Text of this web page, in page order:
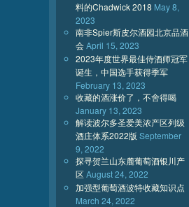
料的Chadwick 2018 May 8,
2023
南非Spier斯皮尔酒园北京品酒
会April 15, 2023
2023年度世界最佳侍酒师冠军
诞生，中国选手获得季军
February 13, 2023
收藏的酒涨价了，不舍得喝
January 13, 2023
解读波尔多圣爱美浓产区列级
酒庄体系2022版 September
9, 2022
探寻贺兰山东麓葡萄酒银川产
区August 24, 2022
加强型葡萄酒波特收藏知识点
March 24, 2022